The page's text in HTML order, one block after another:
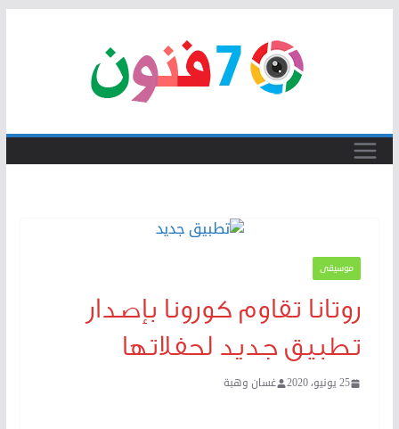
موسيقى
روتانا تقاوم كورونا بإصدار
تطبيق جديد لحفلاتها
25 يونيو، 2020 غسان وهبة